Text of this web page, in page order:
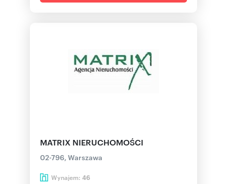
MATRIX NIERUCHOMOŚCI
02-796, Warszawa
Wynajem: 46